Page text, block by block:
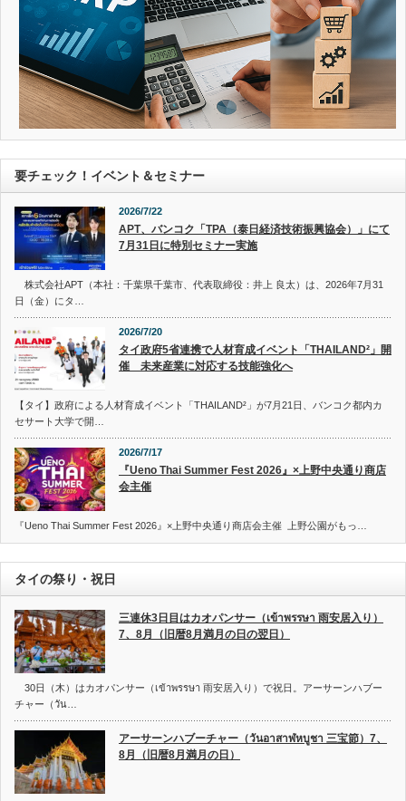
要チェック！イベント＆セミナー
2026/7/22
APT、バンコク「TPA（泰日経済技術振興協会）」にて
7月31日に特別セミナー実施
株式会社APT（本社：千葉県千葉市、代表取締役：井上 良太）は、2026年7月31
日（金）にタ…
2026/7/20
タイ政府5省連携で人材育成イベント「THAILAND²」開
催 未来産業に対応する技能強化へ
【タイ】政府による人材育成イベント「THAILAND²」が7月21日、バンコク都内カ
セサート大学で開…
2026/7/17
『Ueno Thai Summer Fest 2026』×上野中央通り商店
会主催
『Ueno Thai Summer Fest 2026』×上野中央通り商店会主催 上野公園がもっ…
タイの祭り・祝日
三連休3日目はカオパンサー（เข้าพรรษา 雨安居入り）
7、8月（旧暦8月満月の日の翌日）
30日（木）はカオパンサー（เข้าพรรษา 雨安居入り）で祝日。アーサーンハブー
チャー（วัน…
アーサーンハブーチャー（วันอาสาฬหบูชา 三宝節）7、
8月（旧暦8月満月の日）